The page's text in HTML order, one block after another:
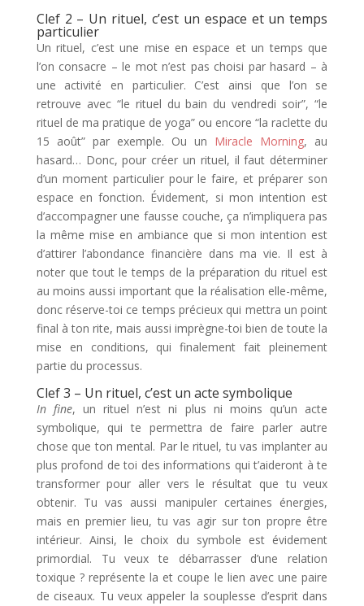
Clef 2 – Un rituel, c’est un espace et un temps
particulier
Un rituel, c’est une mise en espace et un temps que
l’on consacre – le mot n’est pas choisi par hasard – à
une activité en particulier. C’est ainsi que l’on se
retrouve avec “le rituel du bain du vendredi soir”, “le
rituel de ma pratique de yoga” ou encore “la raclette du
15 août” par exemple. Ou un Miracle Morning, au
hasard… Donc, pour créer un rituel, il faut déterminer
d’un moment particulier pour le faire, et préparer son
espace en fonction. Évidement, si mon intention est
d’accompagner une fausse couche, ça n’impliquera pas
la même mise en ambiance que si mon intention est
d’attirer l’abondance financière dans ma vie. Il est à
noter que tout le temps de la préparation du rituel est
au moins aussi important que la réalisation elle-même,
donc réserve-toi ce temps précieux qui mettra un point
final à ton rite, mais aussi imprègne-toi bien de toute la
mise en conditions, qui finalement fait pleinement
partie du processus.
Clef 3 – Un rituel, c’est un acte symbolique
In fine, un rituel n’est ni plus ni moins qu’un acte
symbolique, qui te permettra de faire parler autre
chose que ton mental. Par le rituel, tu vas implanter au
plus profond de toi des informations qui t’aideront à te
transformer pour aller vers le résultat que tu veux
obtenir. Tu vas aussi manipuler certaines énergies,
mais en premier lieu, tu vas agir sur ton propre être
intérieur. Ainsi, le choix du symbole est évidement
primordial. Tu veux te débarrasser d’une relation
toxique ? représente la et coupe le lien avec une paire
de ciseaux. Tu veux appeler la souplesse d’esprit dans